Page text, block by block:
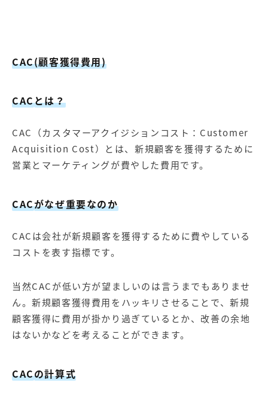
CAC(顧客獲得費用)
CACとは？
CAC（カスタマーアクイジションコスト：Customer
Acquisition Cost）とは、新規顧客を獲得するために
営業とマーケティングが費やした費用です。
CACがなぜ重要なのか
CACは会社が新規顧客を獲得するために費やしている
コストを表す指標です。
当然CACが低い方が望ましいのは言うまでもありませ
ん。新規顧客獲得費用をハッキリさせることで、新規
顧客獲得に費用が掛かり過ぎているとか、改善の余地
はないかなどを考えることができます。
CACの計算式